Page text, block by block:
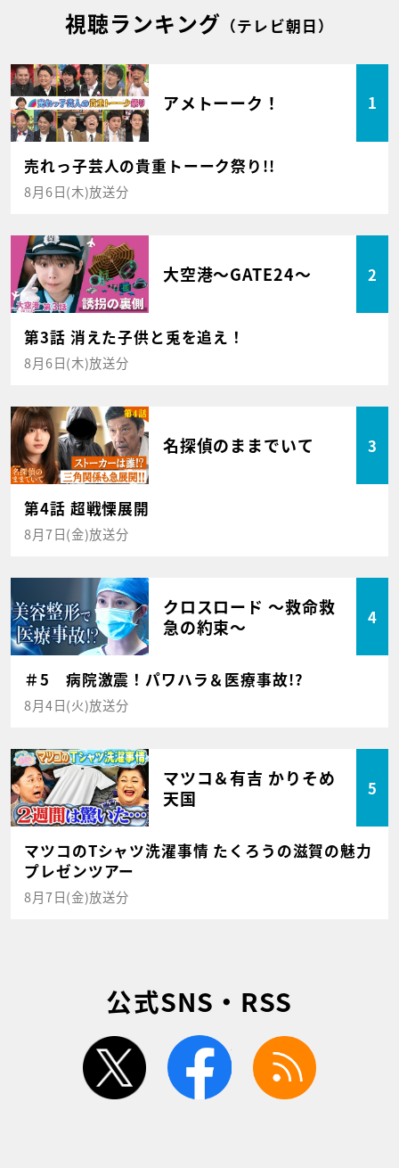
視聴ランキング （テレビ朝日）
アメトーーク！ 1
売れっ子芸人の貴重トーーク祭り!!
8月6日(木)放送分
大空港～GATE24～ 2
第3話 消えた子供と兎を追え！
8月6日(木)放送分
名探偵のままでいて 3
第4話 超戦慄展開
8月7日(金)放送分
クロスロード ～救命救
急の約束～
4
＃5 病院激震！パワハラ＆医療事故!?
8月4日(火)放送分
マツコ＆有吉 かりそめ
天国
5
マツコのTシャツ洗濯事情 たくろうの滋賀の魅力
プレゼンツアー
8月7日(金)放送分
公式SNS・RSS
twitter facebook